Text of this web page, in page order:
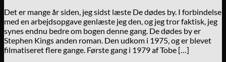
Det er mange år siden, jeg sidst læste De dødes by. I forbindelse
med en arbejdsopgave genlæste jeg den, og jeg tror faktisk, jeg
synes endnu bedre om bogen denne gang. De dødes by er
Stephen Kings anden roman. Den udkom i 1975, og er blevet
filmatiseret flere gange. Første gang i 1979 af Tobe […]